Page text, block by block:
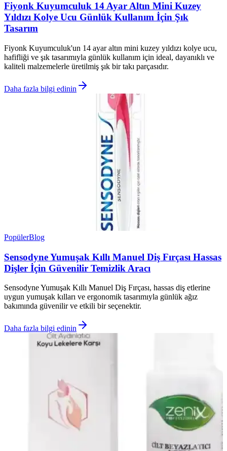
Fiyonk Kuyumculuk 14 Ayar Altın Mini Kuzey
Yıldızı Kolye Ucu Günlük Kullanım İçin Şık
Tasarım
Fiyonk Kuyumculuk'un 14 ayar altın mini kuzey yıldızı kolye ucu,
hafifliği ve şık tasarımıyla günlük kullanım için ideal, dayanıklı ve
kaliteli malzemelerle üretilmiş şık bir takı parçasıdır.
Daha fazla bilgi edinin
PopülerBlog
Sensodyne Yumuşak Kıllı Manuel Diş Fırçası Hassas
Dişler İçin Güvenilir Temizlik Aracı
Sensodyne Yumuşak Kıllı Manuel Diş Fırçası, hassas diş etlerine
uygun yumuşak kılları ve ergonomik tasarımıyla günlük ağız
bakımında güvenilir ve etkili bir seçenektir.
Daha fazla bilgi edinin